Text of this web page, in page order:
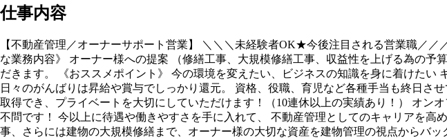
仕事内容
【不動産管理／オーナーサポート営業】 ＼＼＼未経験者OK★今後注目される営業職／
な業務内容》 オーナー様への提案 （修繕工事、大規模修繕工事、収益性を上げる為の
だきます。 《おススメポイント》 今の環境を変えたい、ビジネスの知識を身に着けた
日々のがんばりは昇給や賞与でしっかり還元。 資格、役職、育児など各種手当も終日
取得でき、プライベートを大切にしていただけます！（10連休以上の実績あり！） オ
不問です！ 今以上に待遇や働きやすさを手に入れて、 不動産管理としてのキャリアを
事、さらには建物の大規模修繕まで、オーナー様の大切な資産を建物管理の視点からバ